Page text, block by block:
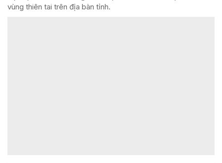
vùng thiên tai trên địa bàn tỉnh.